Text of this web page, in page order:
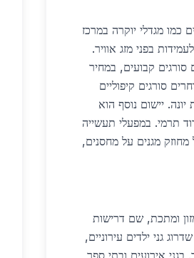
כמו מגדלי יוקרה במרכז
בפני מזג אוויר.
500 יחידות דיור עם סורגים קבועים, במחיר
סורגים קיפוליים
יונה. יישום נוסף הוא
תרמי. במפעלי תעשייה
מגנים על מחסנים,
ומתכת, שם דרישות
גני ילדים עירוניים,
400 שקלים למטר. בגני אירועים ובתי ספר,